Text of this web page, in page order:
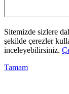
Sitemizde sizlere
şekilde çerezler
inceleyebilirsiniz.
Tamam